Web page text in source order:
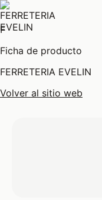
F
Ficha de producto
FERRETERIA EVELIN
Volver al sitio web